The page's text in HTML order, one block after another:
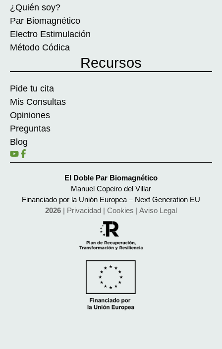
¿Quién soy?
Par Biomagnético
Electro Estimulación
Método Códica
Recursos
Pide tu cita
Mis Consultas
Opiniones
Preguntas
Blog
El Doble Par Biomagnético
Manuel Copeiro del Villar
Financiado por la Unión Europea – Next Generation EU
2026 | Privacidad | Cookies | Aviso Legal